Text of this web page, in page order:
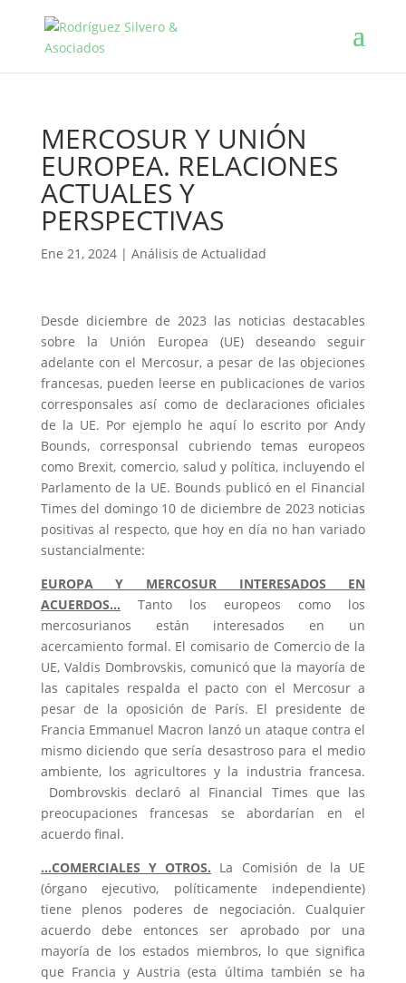
MERCOSUR Y UNIÓN
EUROPEA. RELACIONES
ACTUALES Y
PERSPECTIVAS
Ene 21, 2024| Análisis de Actualidad
Desde diciembre de 2023 las noticias destacables
sobre la Unión Europea (UE) deseando seguir
adelante con el Mercosur, a pesar de las objeciones
francesas, pueden leerse en publicaciones de varios
corresponsales así como de declaraciones oficiales
de la UE. Por ejemplo he aquí lo escrito por Andy
Bounds, corresponsal cubriendo temas europeos
como Brexit, comercio, salud y política, incluyendo el
Parlamento de la UE. Bounds publicó en el Financial
Times del domingo 10 de diciembre de 2023 noticias
positivas al respecto, que hoy en día no han variado
sustancialmente:
EUROPA Y MERCOSUR INTERESADOS EN
ACUERDOS… Tanto los europeos como los
mercosurianos están interesados en un
acercamiento formal. El comisario de Comercio de la
UE, Valdis Dombrovskis, comunicó que la mayoría de
las capitales respalda el pacto con el Mercosur a
pesar de la oposición de París. El presidente de
Francia Emmanuel Macron lanzó un ataque contra el
mismo diciendo que sería desastroso para el medio
ambiente, los agricultores y la industria francesa.
Dombrovskis declaró al Financial Times que las
preocupaciones francesas se abordarían en el
acuerdo final.
…COMERCIALES Y OTROS. La Comisión de la UE
(órgano ejecutivo, políticamente independiente)
tiene plenos poderes de negociación. Cualquier
acuerdo debe entonces ser aprobado por una
mayoría de los estados miembros, lo que significa
que Francia y Austria (esta última también se ha